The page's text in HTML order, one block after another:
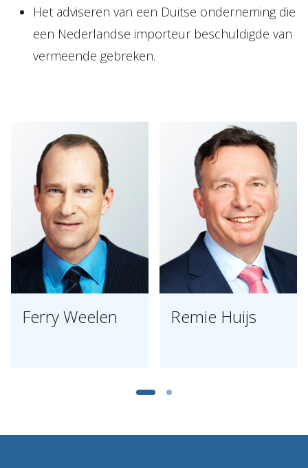
Het adviseren van een Duitse onderneming die
een Nederlandse importeur beschuldigde van
vermeende gebreken.
Ferry Weelen Remie Huijs